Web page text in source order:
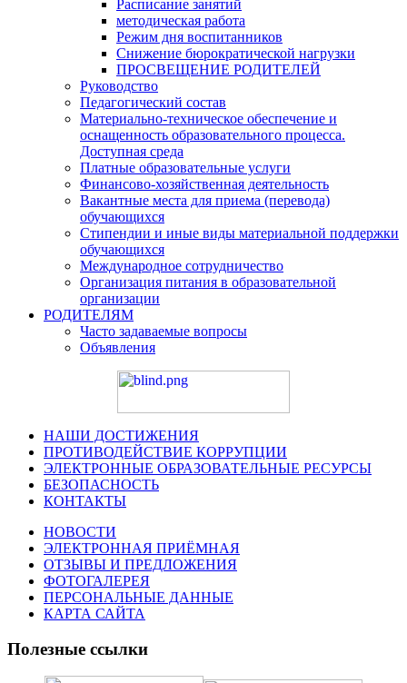
Расписание занятий
методическая работа
Режим дня воспитанников
Снижение бюрократической нагрузки
ПРОСВЕЩЕНИЕ РОДИТЕЛЕЙ
Руководство
Педагогический состав
Материально-техническое обеспечение и
оснащенность образовательного процесса.
Доступная среда
Платные образовательные услуги
Финансово-хозяйственная деятельность
Вакантные места для приема (перевода)
обучающихся
Стипендии и иные виды материальной поддержки
обучающихся
Международное сотрудничество
Организация питания в образовательной
организации
РОДИТЕЛЯМ
Часто задаваемые вопросы
Объявления
НАШИ ДОСТИЖЕНИЯ
ПРОТИВОДЕЙСТВИЕ КОРРУПЦИИ
ЭЛЕКТРОННЫЕ ОБРАЗОВАТЕЛЬНЫЕ РЕСУРСЫ
БЕЗОПАСНОСТЬ
КОНТАКТЫ
НОВОСТИ
ЭЛЕКТРОННАЯ ПРИЁМНАЯ
ОТЗЫВЫ И ПРЕДЛОЖЕНИЯ
ФОТОГАЛЕРЕЯ
ПЕРСОНАЛЬНЫЕ ДАННЫЕ
КАРТА САЙТА
Полезные ссылки